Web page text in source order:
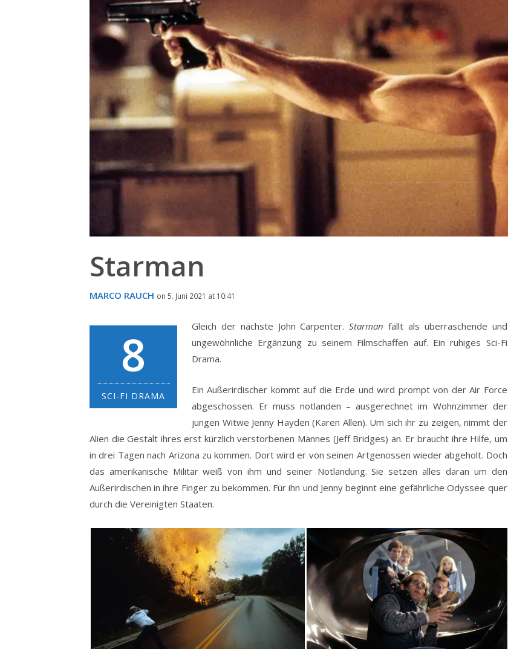
Starman
MARCO RAUCH on 5. Juni 2021 at 10:41
8
SCI-FI DRAMA
Gleich der nächste John Carpenter.Starman fällt als überraschende und
ungewöhnliche Ergänzung zu seinem Filmschaffen auf. Ein ruhiges Sci-Fi
Drama.
Ein Außerirdischer kommt auf die Erde und wird prompt von der Air Force
abgeschossen. Er muss notlanden – ausgerechnet im Wohnzimmer der
jungen Witwe Jenny Hayden (Karen Allen). Um sich ihr zu zeigen, nimmt der
Alien die Gestalt ihres erst kürzlich verstorbenen Mannes (Jeff Bridges) an. Er braucht ihre Hilfe, um
in drei Tagen nach Arizona zu kommen. Dort wird er von seinen Artgenossen wieder abgeholt. Doch
das amerikanische Militär weiß von ihm und seiner Notlandung. Sie setzen alles daran um den
Außerirdischen in ihre Finger zu bekommen. Für ihn und Jenny beginnt eine gefährliche Odyssee quer
durch die Vereinigten Staaten.